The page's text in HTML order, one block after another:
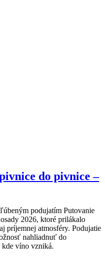
do pivnice –
podujatím Putovanie
2026, ktoré prilákalo
príjemnej atmosféry. Podujatie
nahliadnuť do
víno vzniká.